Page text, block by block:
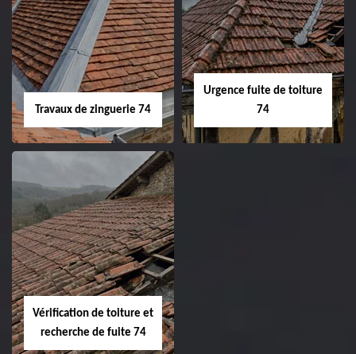
Travaux de zinguerie 74
Urgence fuite de toiture
74
Vérification de toiture et
recherche de fuite 74